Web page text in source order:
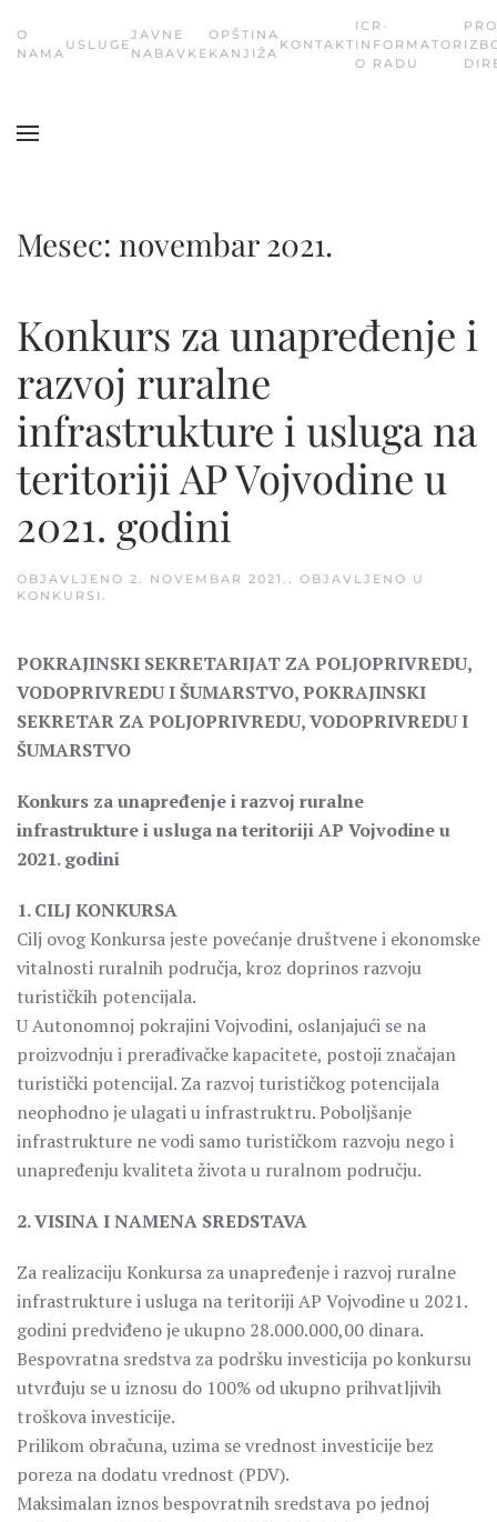
Skip
О
NAMA
USLUGE
JAVNE
NABAVKE
OPŠTINA
KANJIŽA
KONTAKT
ICR-
INFORMATOR
O RADU
Mesec: novembar 2021.
Konkurs za unapređenje i
razvoj ruralne
infrastrukture i usluga na
teritoriji AP Vojvodine u
2021. godini
OBJAVLJENO 2. NOVEMBAR 2021. . OBJAVLJENO U
KONKURSI .
POKRAJINSKI SEKRETARIJAT ZA POLJOPRIVREDU,
VODOPRIVREDU I ŠUMARSTVO, POKRAJINSKI
SEKRETAR ZA POLJOPRIVREDU, VODOPRIVREDU I
ŠUMARSTVO
Konkurs za unapređenje i razvoj ruralne
infrastrukture i usluga na teritoriji AP Vojvodine u
2021. godini
1. CILJ KONKURSA
Cilj ovog Konkursa jeste povećanje društvene i ekonomske
vitalnosti ruralnih područja, kroz doprinos razvoju
turističkih potencijala.
U Autonomnoj pokrajini Vojvodini, oslanjajući se na
proizvodnju i prerađivačke kapacitete, postoji značajan
turistički potencijal. Za razvoj turističkog potencijala
neophodno je ulagati u infrastruktru. Poboljšanje
infrastrukture ne vodi samo turističkom razvoju nego i
unapređenju kvaliteta života u ruralnom području.
2. VISINA I NAMENA SREDSTAVA
Za realizaciju Konkursa za unapređenje i razvoj ruralne
infrastrukture i usluga na teritoriji AP Vojvodine u 2021.
godini predviđeno je ukupno 28.000.000,00 dinara.
Bespovratna sredstva za podršku investicija po konkursu
utvrđuju se u iznosu do 100% od ukupno prihvatljivih
troškova investicije.
Prilikom obračuna, uzima se vrednost investicije bez
poreza na dodatu vrednost (PDV).
Maksimalan iznos bespovratnih sredstava po jednoj